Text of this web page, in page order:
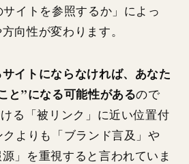
イトを参照するか」によっ
向性が変わります。
イトにならなければ、あなた
と”になる可能性があるので
る「被リンク」に近い位置付
よりも「ブランド言及」や
源」を重視すると言われていま